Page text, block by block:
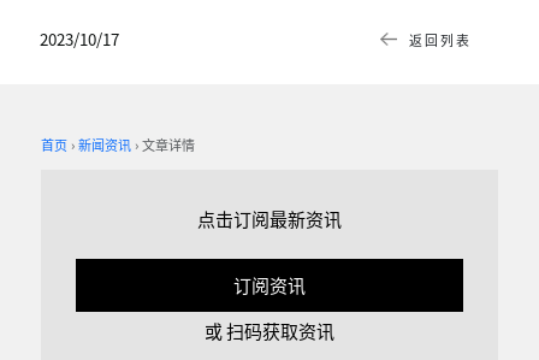
返回列表
2023/10/17
首页 新闻资讯 文章详情
点击订阅最新资讯
订阅资讯
或 扫码获取资讯